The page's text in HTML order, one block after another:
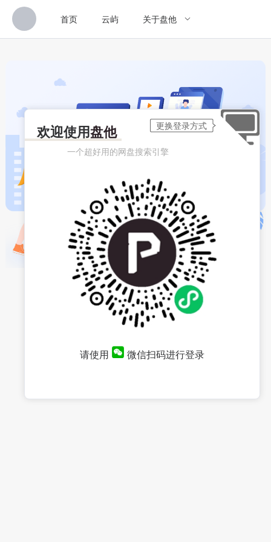
首页 云屿 关于盘他
欢迎使用盘他
一个超好用的网盘搜索引擎
请使用 微信扫码进行登录